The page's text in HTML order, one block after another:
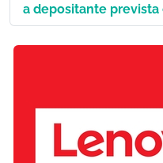
a depositante